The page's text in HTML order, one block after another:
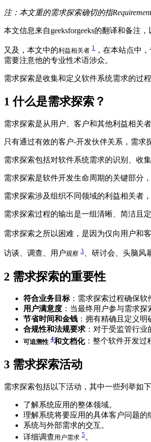
注：本文重的需求探索确切的指
本文信息来自geeksforgeeks的翻译和备注，
又及，本文中的利益相关者 1
，在本站点中
需要注意他的专业性术语涉众。
需求探索是收集和定义软件系统需求的过
1 什么是需求探索？
需求探索是从用户、客户和其他利益相关
只有通过有效的客户-开发伙伴关系，需求
需求探索包括对软件系统需求的识别、收
需求探索是软件开发生命周期的关键部分
需求探索涉及组织不同领域的利益相关者
需求探索过程的输出是一组清晰、简洁且
需求探索之所以困难，是因为仅向用户和
访谈、调查、用户观察 3 、研讨会、头脑风
2 需求探索的重要性
符合业务目标：需求探索过程确保软
用户满意度 ：当最终用户参与需求
节省时间和金钱 ：拥有精确且定义
合规性和法规要求：对于受监管行业
可追溯性 4和文档化：整个软件开发过
3 需求探索活动
需求探索包括以下活动，其中一些列举如下
了解系统应用的整体领域。
理解系统将要应用的具体客户问题的
系统与外部需求的交互。
详细调查用户需求 5 。